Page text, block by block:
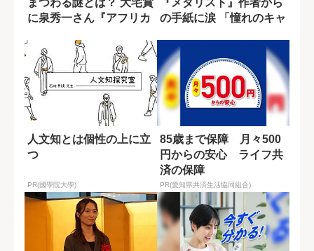
まつわる謎とは？ 大宅賞
に泉秀一さん『アフリカ
『メダリスト』作者から
の手紙に涙 「憧れのキャ
人文知とは個性の上に立
つ
PR(國學院大學)
85歳まで保障 月々500
円からの安心 ライフ共
済の保障
PR(愛知県共済生活協同組合)